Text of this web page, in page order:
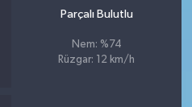
Parçalı Bulutlu
Nem: %74
Rüzgar: 12 km/h